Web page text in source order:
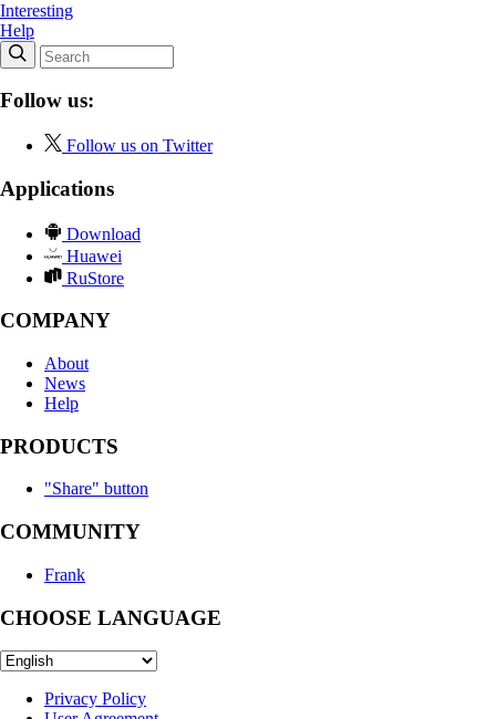
Interesting
Help
Follow us:
Follow us on Twitter
Applications
Download
Huawei
RuStore
COMPANY
About
News
Help
PRODUCTS
"Share" button
COMMUNITY
Frank
CHOOSE LANGUAGE
Privacy Policy